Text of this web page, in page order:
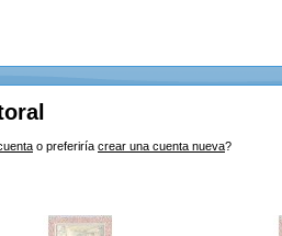
o preferiría crear una cuenta nueva?